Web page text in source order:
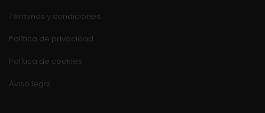
Términos y condiciones
Política de privacidad
Política de cookies
Aviso legal